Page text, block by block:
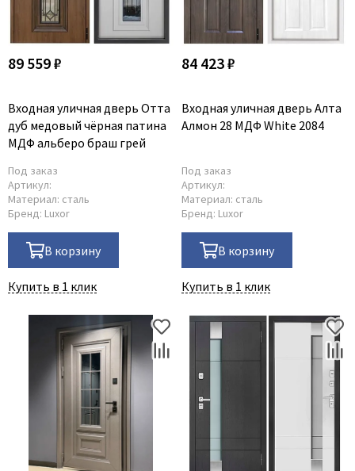
89 559 ₽
Входная уличная дверь Отта
дуб медовый чёрная патина
МДФ альберо браш грей
Под заказ
Артикул:
Материал: сталь
Бренд: Luxor
В корзину
Купить в 1 клик
84 423 ₽
Входная уличная дверь Алта
Алмон 28 МДФ White 2084
Под заказ
Артикул:
Материал: сталь
Бренд: Luxor
В корзину
Купить в 1 клик